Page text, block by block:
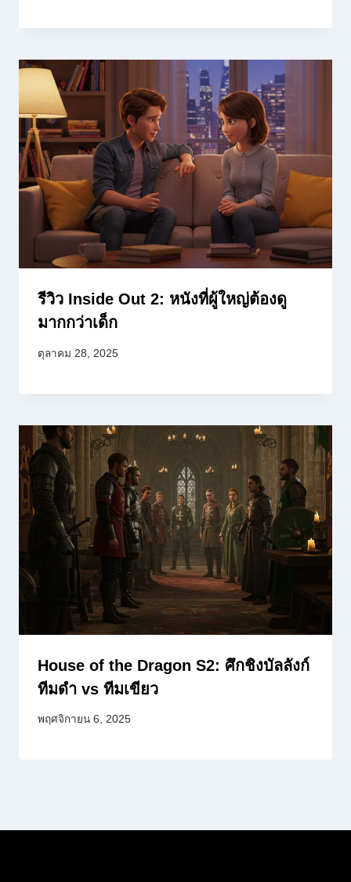
รีวิว Inside Out 2: หนังที่ผู้ใหญ่ต้องดู
มากกว่าเด็ก
ตุลาคม 28, 2025
House of the Dragon S2: ศึกชิงบัลลังก์
ทีมดำ vs ทีมเขียว
พฤศจิกายน 6, 2025